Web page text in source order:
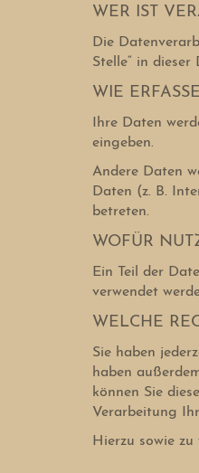
WER IST
Die
Stelle“ in dieser
WIE
Ihre Daten
eingeben.
Andere Daten
Daten (z. B.
betreten.
WOFÜR
Ein Teil der
verwendet
WELCHE
Sie haben
haben
können Sie
Verarbeitung
Hierzu sowie